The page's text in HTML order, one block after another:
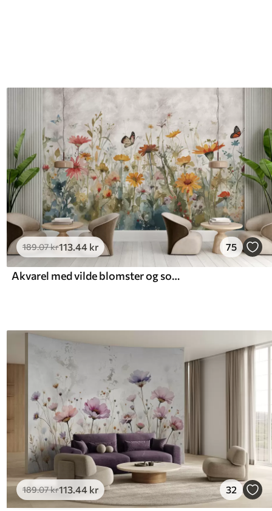
189.07kr113.44 kr 75
Akvarel med vilde blomster og sommerfugle
189.07kr113.44 kr 32